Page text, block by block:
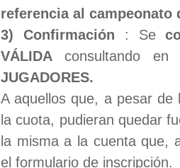
referencia al campeonato
3) Confirmación : Se
VÁLIDA consultando
JUGADORES.
A aquellos que, a pesar de
la cuota, pudieran quedar
la misma a la cuenta que,
el formulario de inscripción.